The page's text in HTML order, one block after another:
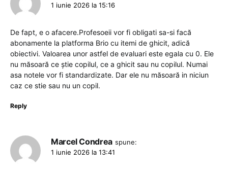
1 iunie 2026 la 15:16
De fapt, e o afacere.Profesoeii vor fi obligati sa-si facă
abonamente la platforma Brio cu itemi de ghicit, adică
obiectivi. Valoarea unor astfel de evaluari este egala cu 0. Ele
nu măsoară ce știe copilul, ce a ghicit sau nu copilul. Numai
asa notele vor fi standardizate. Dar ele nu măsoară in niciun
caz ce stie sau nu un copil.
Reply
Marcel Condrea spune:
1 iunie 2026 la 13:41